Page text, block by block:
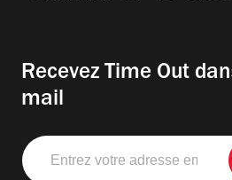
Recevez Time Out
mail
Entrez
votre